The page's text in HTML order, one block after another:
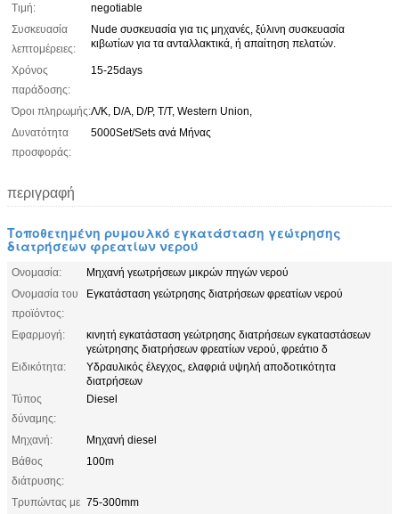
Τιμή:
negotiable
Συσκευασία
λεπτομέρειες:
Nude συσκευασία για τις μηχανές, ξύλινη συσκευασία
κιβωτίων για τα ανταλλακτικά, ή απαίτηση πελατών.
Χρόνος
παράδοσης:
15-25days
Όροι πληρωμής:Λ/Κ, D/A, D/P, T/T, Western Union,
Δυνατότητα
προσφοράς:
5000Set/Sets ανά Μήνας
περιγραφή
Τοποθετημένη ρυμουλκό εγκατάσταση γεώτρησης
διατρήσεων φρεατίων νερού
Ονομασία:
Μηχανή γεωτρήσεων μικρών πηγών νερού
Ονομασία του
προϊόντος:
Εγκατάσταση γεώτρησης διατρήσεων φρεατίων νερού
Εφαρμογή:
κινητή εγκατάσταση γεώτρησης διατρήσεων εγκαταστάσεων
γεώτρησης διατρήσεων φρεατίων νερού, φρεάτιο δ
Ειδικότητα:
Υδραυλικός έλεγχος, ελαφριά υψηλή αποδοτικότητα
διατρήσεων
Τύπος
δύναμης:
Diesel
Μηχανή:
Μηχανή diesel
Βάθος
διάτρυσης:
100m
Τρυπώντας με 75-300mm